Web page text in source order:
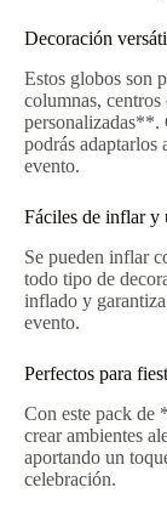
Decoración
Estos globos son
columnas, centros
personalizadas**.
podrás adaptarlos
evento.
Fáciles de inflar y
Se pueden inflar
todo tipo de
inflado y
evento.
Perfectos para
Con este pack de
crear ambientes
aportando un
celebración.